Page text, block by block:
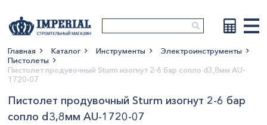
Показать больше
Главная Каталог Инструменты
Электроинструменты
Пистолеты
Пистолет продувочный Sturm изогнут 2-6 бар сопло d3,8мм AU-
1720-07
Пистолет продувочный Sturm изогнут 2-6 бар
сопло d3,8мм AU-1720-07